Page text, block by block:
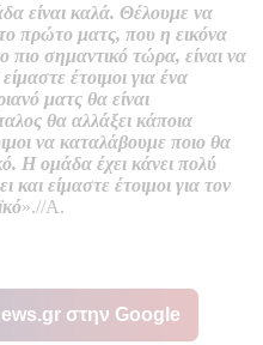
είναι καλά. Θέλουμε να
πρώτο ματς, που η εικόνα
σημαντικό τώρα, είναι να
έτοιμοι για ένα
ματς θα είναι
θα αλλάξει κάποια
να καταλάβουμε ποιο θα
Η ομάδα έχει κάνει πολύ
είμαστε έτοιμοι για τον
».//Α.
στην Google